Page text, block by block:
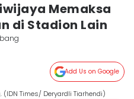
Memaksa
di Stadion Lain
Add Us on Google
(IDN Times/ Deryardli Tiarhendi)